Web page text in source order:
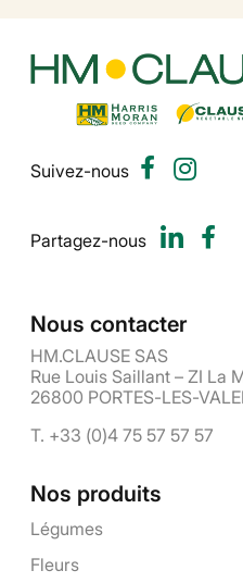
Suivez-nous
Partagez-nous
Nous contacter
HM.CLAUSE SAS
Rue Louis Saillant – ZI La
26800 PORTES-LES-
T. +33 (0)4 75 57 57 57
Nos produits
Légumes
Fleurs